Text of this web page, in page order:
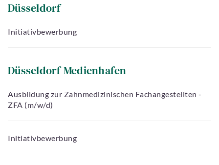
Düsseldorf
Initiativbewerbung
Düsseldorf Medienhafen
Ausbildung zur Zahnmedizinischen Fachangestellten -
ZFA (m/w/d)
Initiativbewerbung